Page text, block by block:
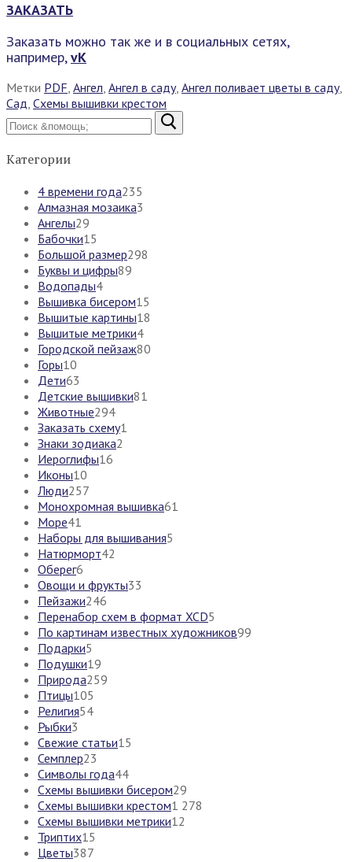
ЗАКАЗАТЬ
Заказать можно так же и в социальных сетях,
например,vK
Метки PDF Ангел Ангел в саду, Ангел поливает цветы в саду,
Сад Схемы вышивки крестом
Найти:
Категории
4 времени года235
Алмазная мозаика3
Ангелы29
Бабочки15
Большой размер298
Буквы и цифры89
Водопады4
Вышивка бисером15
Вышитые картины18
Вышитые метрики4
Городской пейзаж80
Горы10
Дети63
Детские вышивки81
Животные294
Заказать схему1
Знаки зодиака2
Иероглифы16
Иконы10
Люди257
Монохромная вышивка61
Море41
Наборы для вышивания5
Натюрморт42
Оберег6
Овощи и фрукты33
Пейзажи246
Перенабор схем в формат XCD5
По картинам известных художников99
Подарки5
Подушки19
Природа259
Птицы105
Религия54
Рыбки3
Свежие статьи15
Семплер23
Символы года44
Схемы вышивки бисером29
Схемы вышивки крестом1 278
Схемы вышивки метрики12
Триптих15
Цветы387